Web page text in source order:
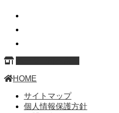
HOME
サイトマップ
個人情報保護方針